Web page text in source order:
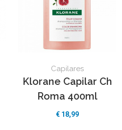
Capilares
Klorane Capilar Ch
Roma 400ml
€ 18,99